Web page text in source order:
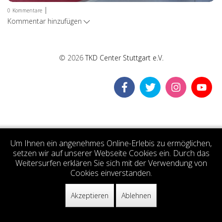
0 Kommentare |
Kommentar hinzufügen
© 2026TKD Center Stuttgart e.V.
Um Ihnen ein angenehmes Online-Erlebis zu ermöglichen,
setzen wir auf unserer Webseite Cookies ein. Durch das
Weitersurfen erklären Sie sich mit der Verwendung von
Cookies einverstanden.
Akzeptieren Ablehnen